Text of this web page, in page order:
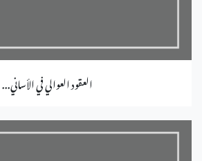
العقود العوالي في الأساني...